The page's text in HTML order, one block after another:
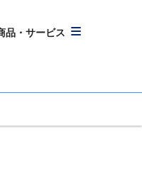
品・サービス